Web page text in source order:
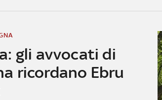
gli avvocati di
ricordano Ebru